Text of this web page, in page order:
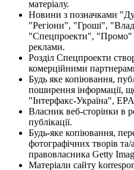
матеріалу.
Новини з позначками
"Регіони", "Гроші",
"Спецпроекти", "Промо"
реклами.
Розділ Спецпроекти
комерційними
Будь яке копіювання,
поширення інформації,
"Інтерфакс-Україна",
Власник веб-сторінки в
публікації.
Будь-яке копіювання,
фотографічних творів та/
правовласника Getty
Матеріали сайту